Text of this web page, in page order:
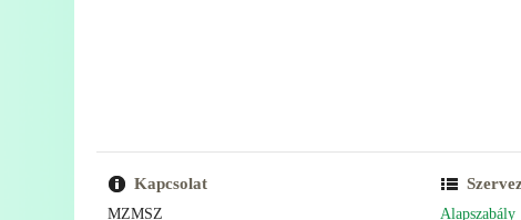
Kapcsolat
MZMSZ Alapszabály